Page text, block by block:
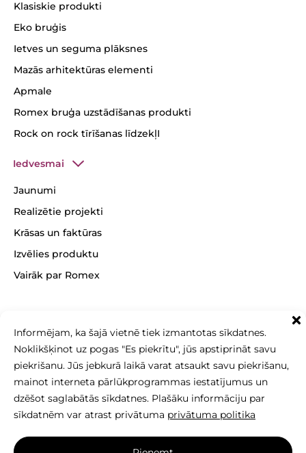
Informējam, ka šajā vietnē tiek izmantotas sīkdatnes.
Noklikšķinot uz pogas "Es piekrītu", jūs apstiprināt savu
piekrišanu. Jūs jebkurā laikā varat atsaukt savu piekrišanu,
mainot interneta pārlūkprogrammas iestatījumus un
dzēšot saglabātās sīkdatnes. Plašāku informāciju par
sīkdatnēm var atrast privātuma privātuma politika
Klasiskie produkti
Eko bruģis
Ietves un seguma plāksnes
Mazās arhitektūras elementi
Apmale
Romex bruģa uzstādīšanas produkti
Rock on rock tīrīšanas līdzekļI
Iedvesmai
Jaunumi
Realizētie projekti
Krāsas un faktūras
Izvēlies produktu
Vairāk par Romex
+371 26 256 256
sales@betonomozaika.lv